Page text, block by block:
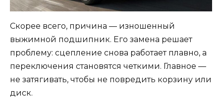
Скорее всего, причина — изношенный
выжимной подшипник. Его замена решает
проблему: сцепление снова работает плавно, а
переключения становятся четкими. Главное —
не затягивать, чтобы не повредить корзину или
диск.